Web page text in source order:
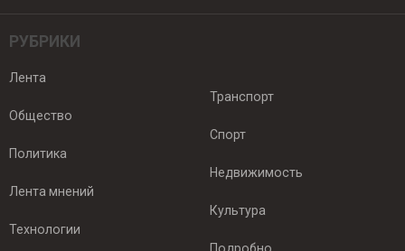
РУБРИКИ
Лента
Общество
Политика
Лента мнений
Технологии
Транспорт
Спорт
Недвижимость
Культура